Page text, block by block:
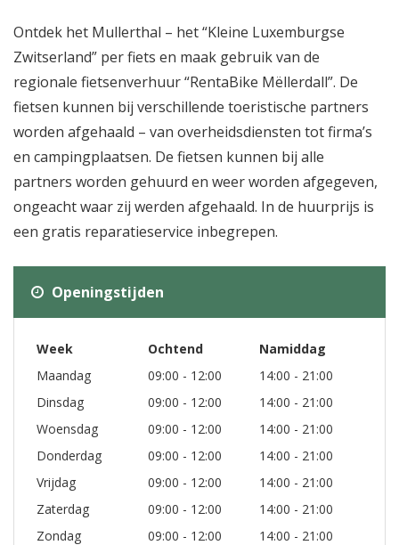
Ontdek het Mullerthal – het “Kleine Luxemburgse
Zwitserland” per fiets en maak gebruik van de
regionale fietsenverhuur “RentaBike Mëllerdall”. De
fietsen kunnen bij verschillende toeristische partners
worden afgehaald – van overheidsdiensten tot firma’s
en campingplaatsen. De fietsen kunnen bij alle
partners worden gehuurd en weer worden afgegeven,
ongeacht waar zij werden afgehaald. In de huurprijs is
een gratis reparatieservice inbegrepen.
Openingstijden
Week Ochtend
Namiddag
Maandag
09:00 - 12:00
14:00 - 21:00
Dinsdag
09:00 - 12:00
14:00 - 21:00
Woensdag
09:00 - 12:00
14:00 - 21:00
Donderdag
09:00 - 12:00
14:00 - 21:00
Vrijdag
09:00 - 12:00
14:00 - 21:00
Zaterdag
09:00 - 12:00
14:00 - 21:00
Zondag
09:00 - 12:00
14:00 - 21:00